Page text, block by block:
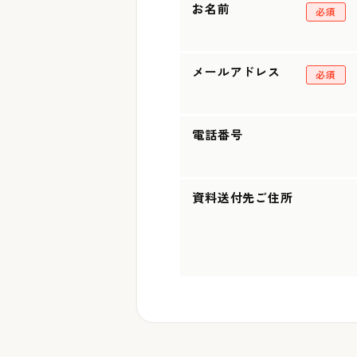
お名前 必須
メールアドレス 必須
電話番号
資料送付先ご住所